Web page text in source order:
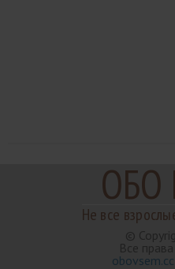
ОБО
Не все
©
Все